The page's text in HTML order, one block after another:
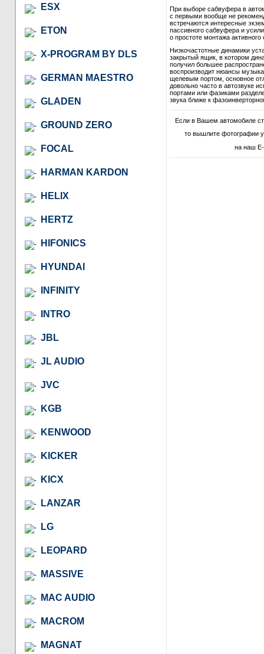
ESX
ETON
X-PROGRAM BY DLS
GERMAN MAESTRO
GLADEN
GROUND ZERO
FOCAL
HARMAN KARDON
HELIX
HERTZ
HIFONICS
HYUNDAI
INFINITY
INTRO
JBL
JL AUDIO
JVC
KGB
KENWOOD
KICKER
KICX
LANZAR
LG
LEOPARD
MASSIVE
MAC AUDIO
MACROM
MAGNAT
При выборе сабвуфера в
с первыми вообще не
встречаются интересные
пассивного сабвуфера и
о простоте монтажа
Низкочастотные динамики
закрытый ящик, в котором
получил большее
воспроизводит нюансы
щелевым портом, основное
довольно часто в автозвуке
портами или фазиками
звука ближе к
Если в Вашем автомобиле
то вышлите фотографии
на наш